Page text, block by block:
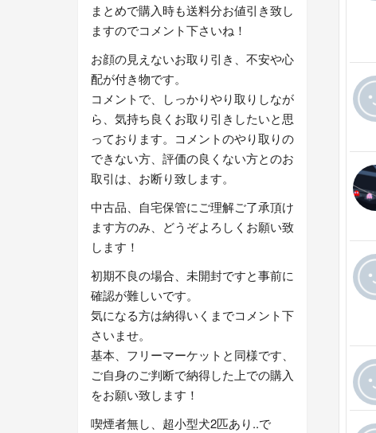
まとめで購入時も送料分お値引き致し
ますのでコメント下さいね！
お顔の見えないお取り引き、不安や心
配が付き物です。
コメントで、しっかりやり取りしなが
ら、気持ち良くお取り引きしたいと思
っております。コメントのやり取りの
できない方、評価の良くない方とのお
取引は、お断り致します。
中古品、自宅保管にご理解ご了承頂け
ます方のみ、どうぞよろしくお願い致
します！
初期不良の場合、未開封ですと事前に
確認が難しいです。
気になる方は納得いくまでコメント下
さいませ。
基本、フリーマーケットと同様です、
ご自身のご判断で納得した上での購入
をお願い致します！
喫煙者無し、超小型犬2匹あり..で